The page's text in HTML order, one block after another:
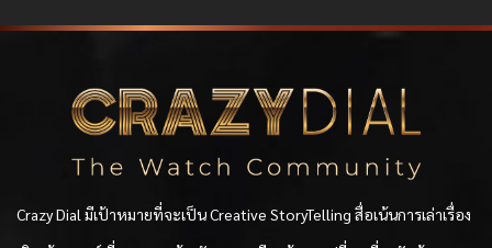
Crazy Dial มีเป้าหมายที่จะเป็น Creative StoryTelling สื่อเน้นการเล่าเรื่อง